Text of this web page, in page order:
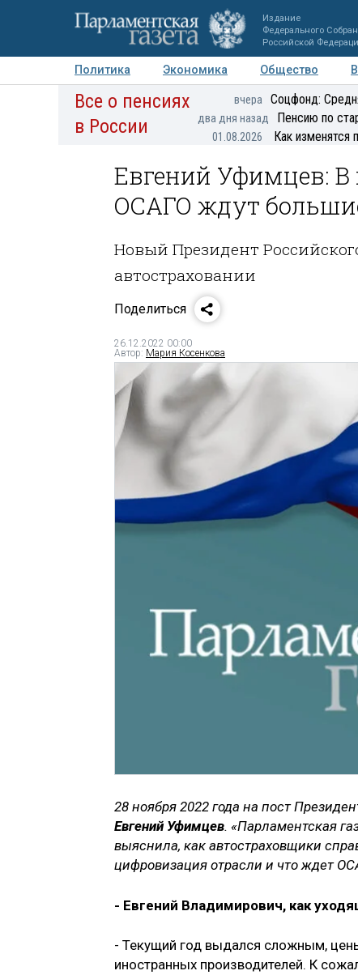
Издание
Федерального
Российской
Политика Экономика Общество
Авторы Персоны Мнения Регионы
Все о пенсиях
в России
вчера Соцфонд:
два дня назад Пенсию по
01.08.2026 Как изменятся
Евгений Уфимцев:
ОСАГО ждут
Новый Президент
автостраховании
Поделиться
26.12.2022 00:00
Автор: Мария Косенкова
28 ноября 2022 года на пост
Евгений Уфимцев. «Парламентская
выяснила, как автостраховщики
цифровизация отрасли и что ждет
- Евгений Владимирович, как
- Текущий год выдался сложным,
иностранных производителей. К